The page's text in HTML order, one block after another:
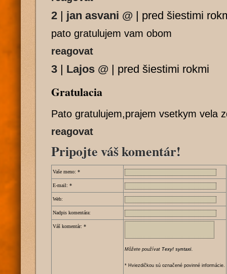
2 | jan asvani @ | pred šiestimi
pato gratulujem vam obom
reagovat
3 | Lajos @ | pred šiestimi rokmi
Gratulacia
Pato gratulujem,prajem vsetkym vela
reagovat
Pripojte váš komentár!
Vaše meno: *
E-mail: *
Web:
Nadpis komentára:
Váš komentár: *
Môžete používat Texy! syntaxi.
* Hviezdičkou sú označené povinné informácie.